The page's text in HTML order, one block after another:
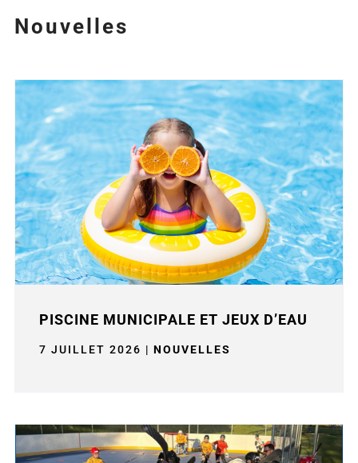
Nouvelles
PISCINE MUNICIPALE ET JEUX D’EAU
7 JUILLET 2026 | NOUVELLES